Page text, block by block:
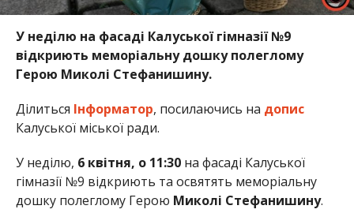
У неділю на фасаді Калуської гімназії №9
відкриють меморіальну дошку полеглому
Герою Миколі Стефанишину.
Ділиться Інформатор, посилаючись на допис
Калуської міської ради.
У неділю, 6 квітня, о 11:30на фасаді Калуської
гімназії №9 відкриють та освятять меморіальну
дошку полеглому Герою Миколі Стефанишину.